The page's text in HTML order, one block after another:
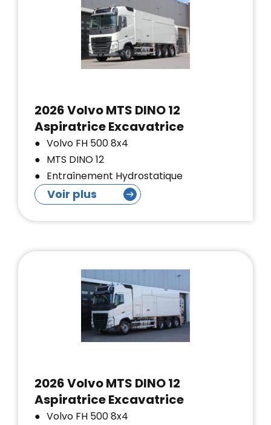
2026 Volvo MTS DINO 12
Aspiratrice Excavatrice
Volvo FH 500 8x4
MTS DINO 12
Entraînement Hydrostatique
Voir plus
2026 Volvo MTS DINO 12
Aspiratrice Excavatrice
Volvo FH 500 8x4